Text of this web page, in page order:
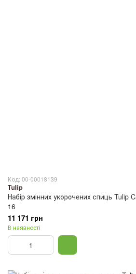
Код: 00-00018139
Tulip
Набір змінних укорочених спиць Tulip
16
11 171 грн
В наявності